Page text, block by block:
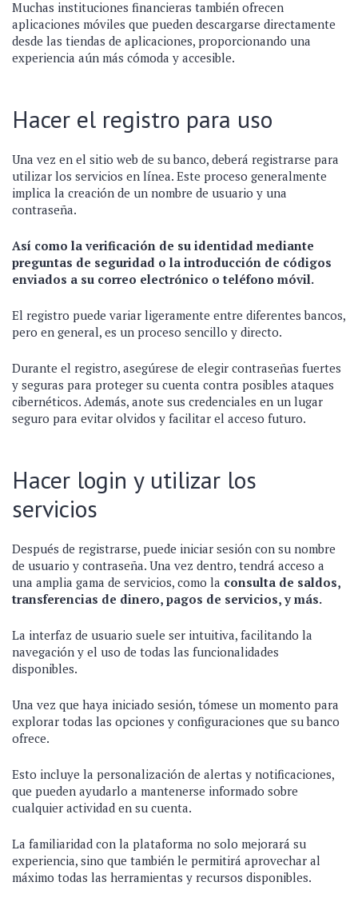
Muchas instituciones financieras también ofrecen
aplicaciones móviles que pueden descargarse directamente
desde las tiendas de aplicaciones, proporcionando una
experiencia aún más cómoda y accesible.
Hacer el registro para uso
Una vez en el sitio web de su banco, deberá registrarse para
utilizar los servicios en línea. Este proceso generalmente
implica la creación de un nombre de usuario y una
contraseña.
Así como la verificación de su identidad mediante
preguntas de seguridad o la introducción de códigos
enviados a su correo electrónico o teléfono móvil.
El registro puede variar ligeramente entre diferentes bancos,
pero en general, es un proceso sencillo y directo.
Durante el registro, asegúrese de elegir contraseñas fuertes
y seguras para proteger su cuenta contra posibles ataques
cibernéticos. Además, anote sus credenciales en un lugar
seguro para evitar olvidos y facilitar el acceso futuro.
Hacer login y utilizar los
servicios
Después de registrarse, puede iniciar sesión con su nombre
de usuario y contraseña. Una vez dentro, tendrá acceso a
una amplia gama de servicios, como la consulta de saldos,
transferencias de dinero, pagos de servicios, y más.
La interfaz de usuario suele ser intuitiva, facilitando la
navegación y el uso de todas las funcionalidades
disponibles.
Una vez que haya iniciado sesión, tómese un momento para
explorar todas las opciones y configuraciones que su banco
ofrece.
Esto incluye la personalización de alertas y notificaciones,
que pueden ayudarlo a mantenerse informado sobre
cualquier actividad en su cuenta.
La familiaridad con la plataforma no solo mejorará su
experiencia, sino que también le permitirá aprovechar al
máximo todas las herramientas y recursos disponibles.